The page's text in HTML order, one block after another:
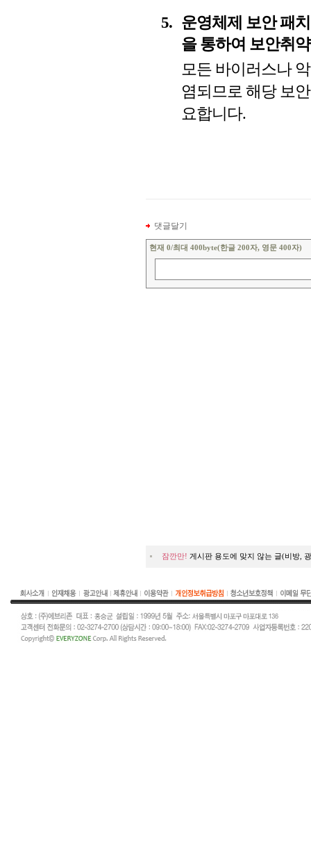
운영체제 보안 패
을 통하여 보안취
모든 바이러스나
염되므로 해당 보
요합니다.
댓글달기
현재 0/최대 400byte(한글 200자, 영문 400자)
잠깐만! 게시판 용도에 맞지 않는 글(비방,